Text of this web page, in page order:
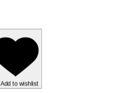
Add to wishlist